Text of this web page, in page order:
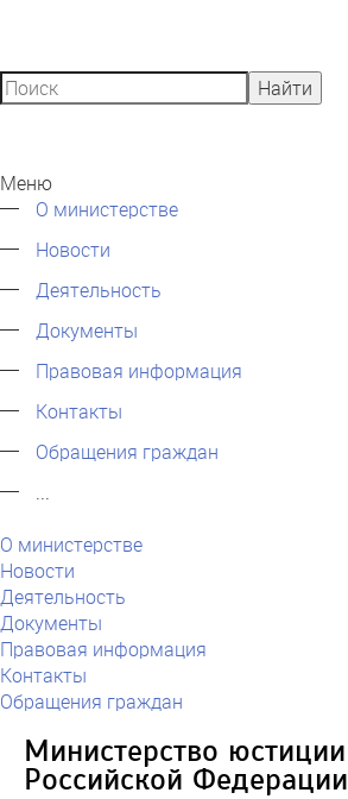
Найти
Меню
О министерстве
Новости
Деятельность
Документы
Правовая информация
Контакты
Обращения граждан
О министерстве
Новости
Деятельность
Документы
Правовая информация
Контакты
Обращения граждан
Министерство юстиции
Российской Федерации